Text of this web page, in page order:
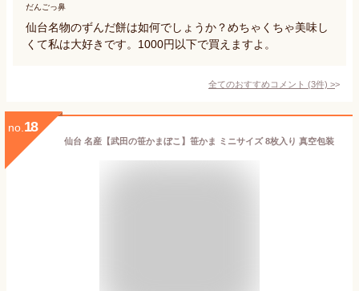
だんごっ鼻
仙台名物のずんだ餅は如何でしょうか？めちゃくちゃ美味し
くて私は大好きです。1000円以下で買えますよ。
全てのおすすめコメント (3件) >
no. 18
仙台 名産【武田の笹かまぼこ】笹かま ミニサイズ 8枚入り 真空包装